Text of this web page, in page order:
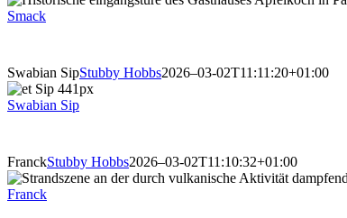
Smack
Swabian SipStubby Hobbs2026–03-02T11:11:20+01:00
Swabian Sip
FranckStubby Hobbs2026–03-02T11:10:32+01:00
Franck